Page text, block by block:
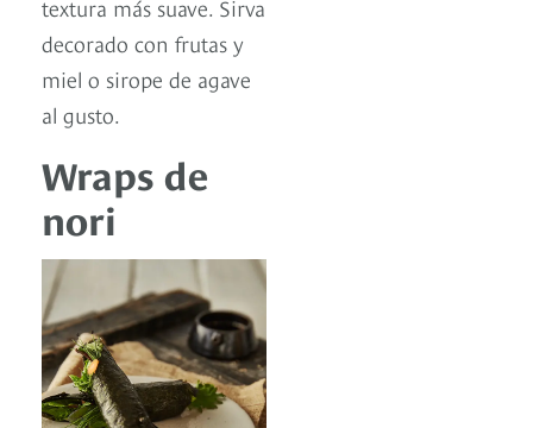
textura más suave. Sirva
decorado con frutas y
miel o sirope de agave
al gusto.
Wraps de
nori